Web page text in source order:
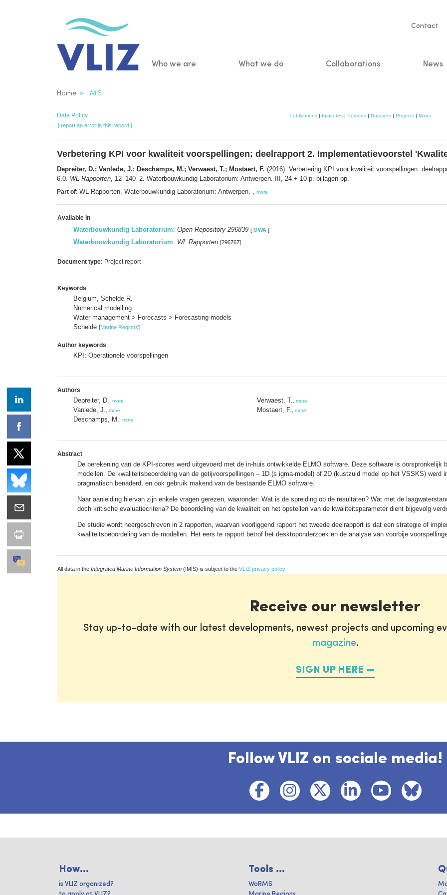
Contact
Main
Who we are What we do Collaborations News
Breadcrumb
Home IMIS
Data Policy Publications | Institutes | Persons | Datasets | Projects | Maps
[ report an error in this record ]
Verbetering KPI voor kwaliteit voorspellingen: deelrapport 2. Implementatievoorstel
Depreiter, D.; Vanlede, J.; Deschamps, M.; Verwaest, T.; Mostaert, F. (2016). Verbetering KPI voor kwaliteit voorspellingen:
6.0. WL Rapporten , 12_140_2. Waterbouwkundig Laboratorium: Antwerpen. III, 24 + 10 p. bijlagen pp.
Part of: WL Rapporten. Waterbouwkundig Laboratorium: Antwerpen. , more
Available in
Waterbouwkundig Laboratorium: Open Repository 296839 [ OWA ]
Waterbouwkundig Laboratorium: WL Rapporten [296767]
Document type: Project report
Keywords
Belgium, Schelde R.
Numerical modelling
Water management > Forecasts > Forecasting-models
Schelde [Marine Regions]
Author keywords
KPI; Operationele voorspellingen
Authors
Depreiter, D. more
Vanlede, J. more
Deschamps, M. more
Verwaest, T. more
Mostaert, F. more
Abstract
De berekening van de KPI-scores werd uitgevoerd met de in-huis ontwikkelde ELMO software. Deze software is
modellen. De kwaliteitsbeoordeling van de getijvoorspellingen – 1D (s igma-model) of 2D (kustzuid model op het VSSKS) werd
pragmatisch benaderd, en ook gebruik makend van de bestaande ELMO software.
Naar aanleiding hiervan zijn enkele vragen gerezen, waaronder: Wat is de spreiding op de resultaten? Wat met de
doch kritische evaluatiecriteria? De beoordeling van de kwaliteit en het opstellen van de kwaliteitsparameter dient bijgevolg
De studie wordt neergeschreven in 2 rapporten, waarvan voorliggend rapport het tweede deelrapport is dat een strategie of
kwaliteitsbeoordeling van de modellen. Het eers te rapport betrof het desktoponderzoek en de analyse van voorbije
All data in the Integrated Marine Information System (IMIS) is subject to the VLIZ privacy policy
Receive our newsletter
Stay up-to-date with our latest developments, newest projects and upcoming
magazine.
SIGN UP HERE
Follow VLIZ on sociale media!
How...
is VLIZ organized?
Tools ...
WoRMS